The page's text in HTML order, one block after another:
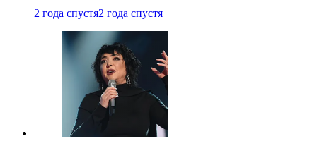
2 года спустя2 года спустя